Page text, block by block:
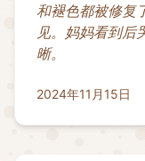
和褪色都被修复
见。妈妈看到后
晰。
2024年11月15日